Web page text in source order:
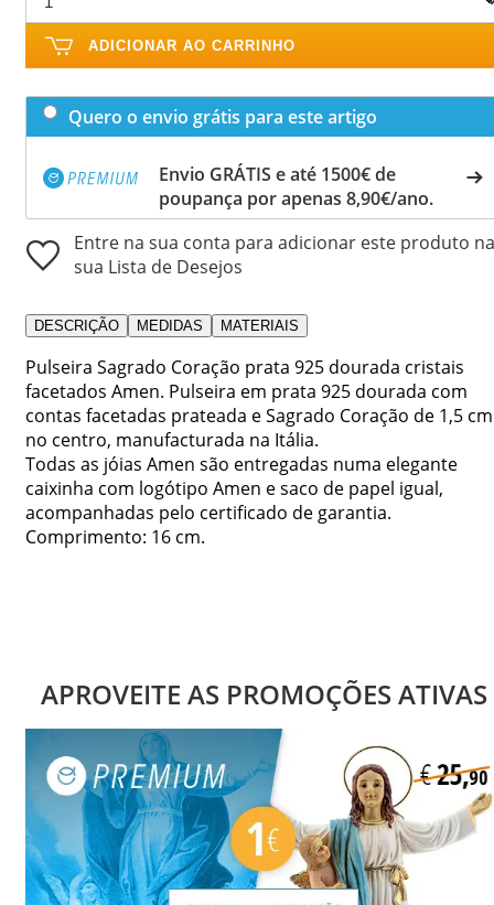
ADICIONAR AO CARRINHO
Quero o envio grátis para este artigo
Envio GRÁTIS e até 1500€ de
poupança por apenas 8,90€/ano.
Entre na sua conta para adicionar este produto na
sua Lista de Desejos
DESCRIÇÃO MEDIDAS MATERIAIS
Pulseira Sagrado Coração prata 925 dourada cristais
facetados Amen. Pulseira em prata 925 dourada com
contas facetadas prateada e Sagrado Coração de 1,5 cm
no centro, manufacturada na Itália.
Todas as jóias Amen são entregadas numa elegante
caixinha com logótipo Amen e saco de papel igual,
acompanhadas pelo certificado de garantia.
Comprimento: 16 cm.
APROVEITE AS PROMOÇÕES ATIVAS